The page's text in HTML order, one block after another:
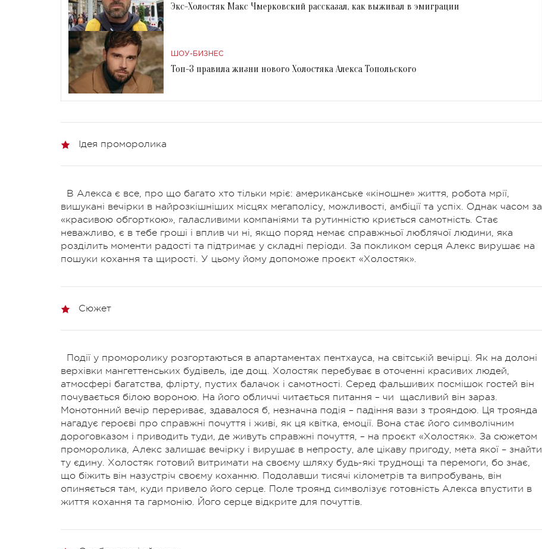
Экс-Холостяк Макс Чмерковский рассказал, как выживал в эмиграции
ШОУ-БИЗНЕС
Топ-3 правила жизни нового Холостяка Алекса Топольского
Ідея проморолика
В Алекса є все, про що багато хто тільки мріє: американське «кіношне» життя, робота мрії,
вишукані вечірки в найрозкішніших місцях мегаполісу, можливості, амбіції та успіх. Однак часом за
«красивою обгорткою», галасливими компаніями та рутинністю криється самотність. Стає
неважливо, є в тебе гроші і вплив чи ні, якщо поряд немає справжньої люблячої людини, яка
розділить моменти радості та підтримає у складні періоди. За покликом серця Алекс вирушає на
пошуки кохання та щирості. У цьому йому допоможе проєкт «Холостяк».
Сюжет
Події у проморолику розгортаються в апартаментах пентхауса, на світській вечірці. Як на долоні
верхівки мангеттенських будівель, іде дощ. Холостяк перебуває в оточенні красивих людей,
атмосфері багатства, флірту, пустих балачок і самотності. Серед фальшивих посмішок гостей він
почувається білою вороною. На його обличчі читається питання – чи щасливий він зараз.
Монотонний вечір перериває, здавалося б, незначна подія – падіння вази з трояндою. Ця троянда
нагадує героєві про справжні почуття і живі, як ця квітка, емоції. Вона стає його символічним
дороговказом і приводить туди, де живуть справжні почуття, – на проєкт «Холостяк». За сюжетом
проморолика, Алекс залишає вечірку і вирушає в непросту, але цікаву пригоду, мета якої – знайти
ту єдину. Холостяк готовий витримати на своєму шляху будь-які труднощі та перемоги, бо знає,
що біжить він назустріч своєму коханню. Подолавши тисячі кілометрів та випробувань, він
опиняється там, куди привело його серце. Поле троянд символізує готовність Алекса впустити в
життя кохання та гармонію. Його серце відкрите для почуттів.